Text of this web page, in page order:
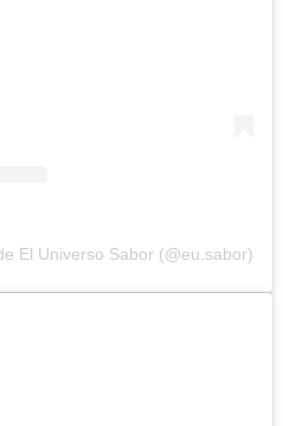
El Universo Sabor (@eu.sabor)